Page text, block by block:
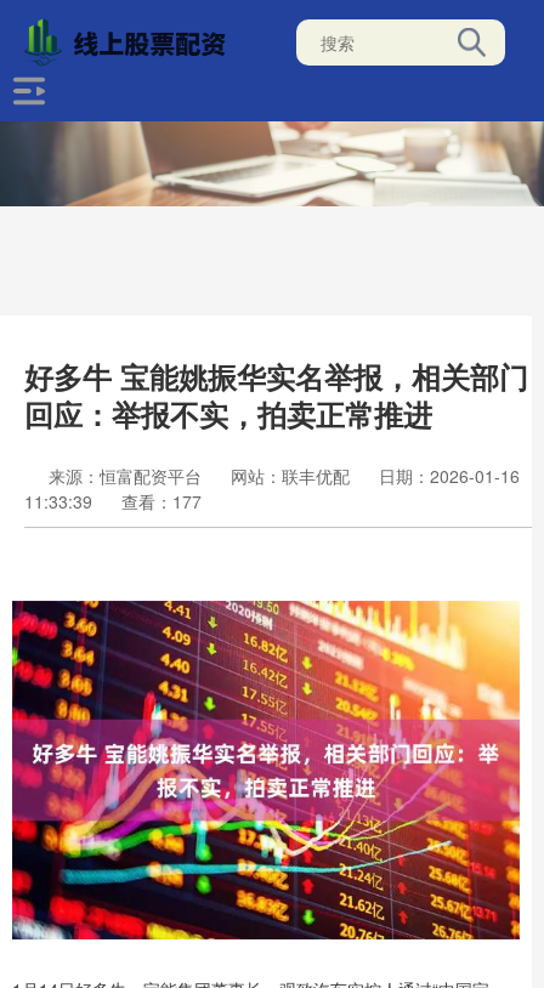
好多牛 宝能姚振华实名举报，相关部门
回应：举报不实，拍卖正常推进
来源：恒富配资平台 网站：联丰优配
日期：2026-01-16
11:33:39
查看：177